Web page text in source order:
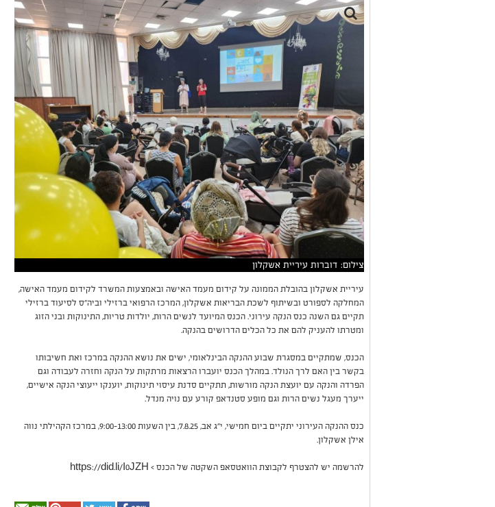
צילום: דוברות עיריית אשקלון
עיריית אשקלון בהובלת הממונה על קידום מעמד האישה ובאמצעות המשרד לקידום מעמד האישה,
המחלקה לספורט ובשיתוף לשכת הבריאות אשקלון, המרכז הרפואי ברזילי וביה"ס לסיעוד ברזילי
תקיים גם השנה כנס הנקה עירוני. הכנס המיועד לנשים הרות, יולדות טריות, התינוקות ובני הזוג
ומטרתו להעניק להם את כל הכלים הדרושים בהנקה.
הכנס, שמתקיים במסגרת שבוע ההנקה הבינלאומי, ישים את נושא ההנקה במרכז ואת חשיבותו
בקשר בין האם לרך הנולד. במהלך הכנס יועברו הרצאות מרתקות על הנקה וחזרה לעבודה וגם
הפרדה והנקה עם יועצת הנקה מורשות, תתקיים סדנת עיסוי תינוקות, יוענקו ייעוצי הנקה אישיים,
ייערך מעגל נשים הרות וגם מופע סטנדאפ קורע עם נויה מנדל.
כנס ההנקה העירוני יתקיים ביום חמישי, י"ג אב, 7.8.25, בין השעות 9:00-13:00, במרכז הקהילתי נווה
אילן אשקלון.
להרשמה יש להצטרף לקבוצת הוואטסאפ השקטה של הכנס > https://did.li/I0JZH